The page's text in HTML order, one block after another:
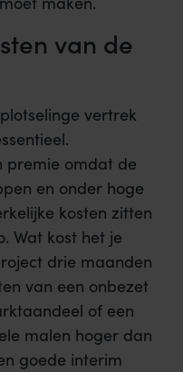
van de
vertrek
premie omdat de
en onder hoge
kosten zitten
Wat kost het je
drie maanden
van een onbezet
of een
malen hoger dan
goede interim